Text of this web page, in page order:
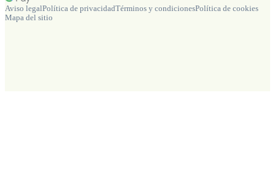
Aviso legalPolítica de privacidadTérminos y condicionesPolítica de cookies
Mapa del sitio